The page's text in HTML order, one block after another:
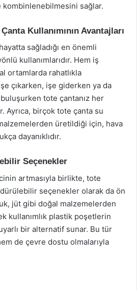
kombinlenebilmesini sağlar.
Kullanımının Avantajları
sağladığı en önemli
kullanımlarıdır. Hem iş
ortamlarda rahatlıkla
çıkarken, işe giderken ya da
tote çantanız her
Ayrıca, birçok tote çanta su
üretildiği için, hava
dayanıklıdır.
Seçenekler
artmasıyla birlikte, tote
seçenekler olarak da ön
jüt gibi doğal malzemelerden
kullanımlık plastik poşetlerin
bir alternatif sunar. Bu tür
de çevre dostu olmalarıyla